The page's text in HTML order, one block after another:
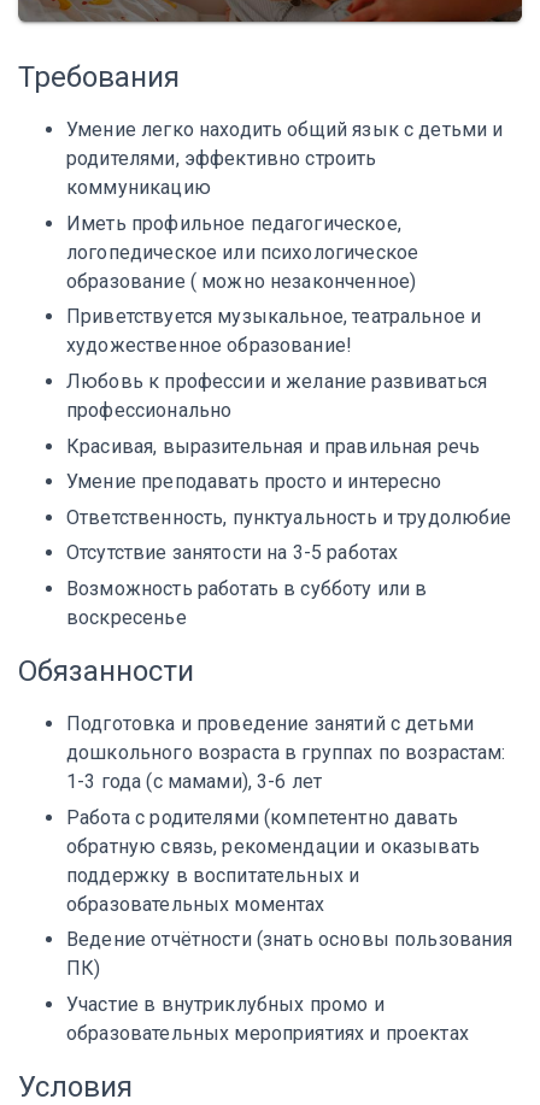
Требования
Умение легко находить общий язык с детьми и
родителями, эффективно строить
коммуникацию
Иметь профильное педагогическое,
логопедическое или психологическое
образование ( можно незаконченное)
Приветствуется музыкальное, театральное и
художественное образование!
Любовь к профессии и желание развиваться
профессионально
Красивая, выразительная и правильная речь
Умение преподавать просто и интересно
Ответственность, пунктуальность и трудолюбие
Отсутствие занятости на 3-5 работах
Возможность работать в субботу или в
воскресенье
Обязанности
Подготовка и проведение занятий с детьми
дошкольного возраста в группах по возрастам:
1-3 года (с мамами), 3-6 лет
Работа с родителями (компетентно давать
обратную связь, рекомендации и оказывать
поддержку в воспитательных и
образовательных моментах
Ведение отчётности (знать основы пользования
ПК)
Участие в внутриклубных промо и
образовательных мероприятиях и проектах
Условия